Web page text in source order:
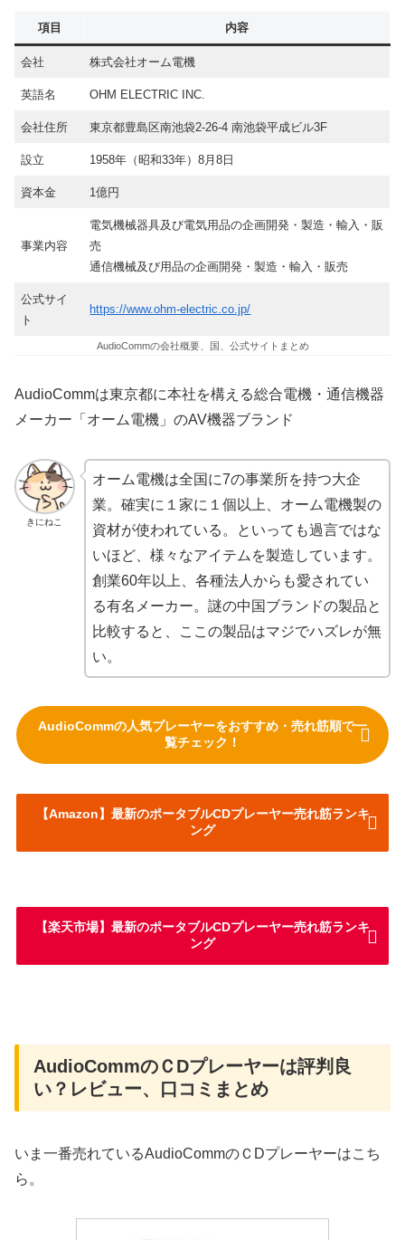
項目 内容
会社 株式会社オーム電機
英語名 OHM ELECTRIC INC.
会社住所 東京都豊島区南池袋2-26-4 南池袋平成ビル3F
設立 1958年（昭和33年）8月8日
資本金 1億円
事業内容
電気機械器具及び電気用品の企画開発・製造・輸入・販
売
通信機械及び用品の企画開発・製造・輸入・販売
公式サイ
ト
https://www.ohm-electric.co.jp/
AudioCommの会社概要、国、公式サイトまとめ
AudioCommは東京都に本社を構える総合電機・通信機器
メーカー「オーム電機」のAV機器ブランド
きにねこ
オーム電機は全国に7の事業所を持つ大企
業。確実に１家に１個以上、オーム電機製の
資材が使われている。といっても過言ではな
いほど、様々なアイテムを製造しています。
創業60年以上、各種法人からも愛されてい
る有名メーカー。謎の中国ブランドの製品と
比較すると、ここの製品はマジでハズレが無
い。
AudioCommの人気プレーヤーをおすすめ・売れ筋順で一
覧チェック！
【Amazon】最新のポータブルCDプレーヤー売れ筋ランキ
ング
【楽天市場】最新のポータブルCDプレーヤー売れ筋ランキ
ング
AudioCommのＣDプレーヤーは評判良
い？レビュー、口コミまとめ
いま一番売れているAudioCommのＣDプレーヤーはこち
ら。